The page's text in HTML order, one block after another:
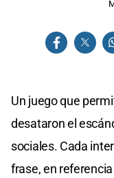
Un juego que
desataron el
sociales. Cada
frase, en